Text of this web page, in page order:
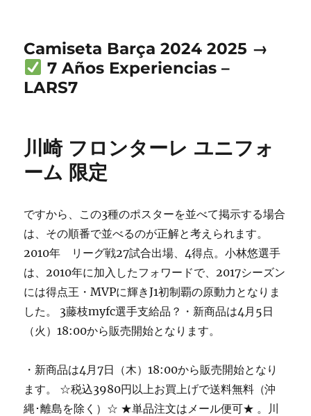
Camiseta Barça 2024 2025 →
7 Años Experiencias –
LARS7
川崎 フロンターレ ユニフォ
ーム 限定
ですから、この3種のポスターを並べて掲示する場合
は、その順番で並べるのが正解と考えられます。
2010年 リーグ戦27試合出場、4得点。小林悠選手
は、2010年に加入したフォワードで、2017シーズン
には得点王・MVPに輝きJ1初制覇の原動力となりま
した。 3藤枝myfc選手支給品？・新商品は4月5日
（火）18:00から販売開始となります。
・新商品は4月7日（木）18:00から販売開始となり
ます。 ☆税込3980円以上お買上げで送料無料（沖
縄･離島を除く）☆ ★単品注文はメール便可★ 。川